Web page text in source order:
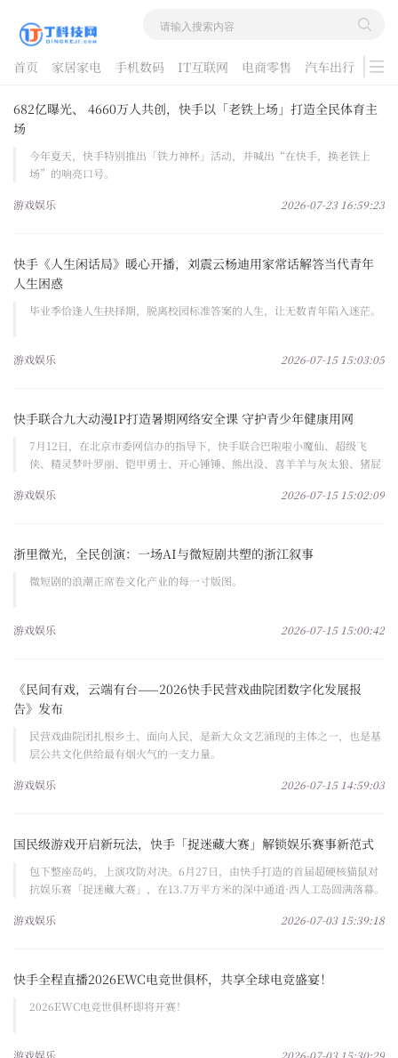
首页 家居家电 手机数码 IT互联网 电商零售 汽车出行
游戏
酷品评测
682亿曝光、 4660万人共创，快手以「老铁上场」打造全民体育主
场
今年夏天，快手特别推出「铁力神杯」活动，并喊出“在快手，换老铁上
场”的响亮口号。
游戏娱乐 2026-07-23 16:59:23
快手《人生闲话局》暖心开播，刘震云杨迪用家常话解答当代青年
人生困惑
毕业季恰逢人生抉择期，脱离校园标准答案的人生，让无数青年陷入迷茫。
游戏娱乐 2026-07-15 15:03:05
快手联合九大动漫IP打造暑期网络安全课 守护青少年健康用网
7月12日，在北京市委网信办的指导下，快手联合巴啦啦小魔仙、超级飞
侠、精灵梦叶罗丽、铠甲勇士、开心锤锤、熊出没、喜羊羊与灰太狼、猪屁
游戏娱乐
2026-07-15 15:02:09
浙里微光，全民创演：一场AI与微短剧共塑的浙江叙事
微短剧的浪潮正席卷文化产业的每一寸版图。
游戏娱乐 2026-07-15 15:00:42
《民间有戏，云端有台——2026快手民营戏曲院团数字化发展报
告》发布
民营戏曲院团扎根乡土、面向人民，是新大众文艺涌现的主体之一，也是基
层公共文化供给最有烟火气的一支力量。
游戏娱乐 2026-07-15 14:59:03
国民级游戏开启新玩法，快手「捉迷藏大赛」解锁娱乐赛事新范式
包下整座岛屿，上演攻防对决。6月27日，由快手打造的首届超硬核猫鼠对
抗娱乐赛「捉迷藏大赛」，在13.7万平方米的深中通道·西人工岛圆满落幕。
游戏娱乐 2026-07-03 15:39:18
快手全程直播2026EWC电竞世俱杯，共享全球电竞盛宴！
2026EWC电竞世俱杯即将开赛！
游戏娱乐 2026-07-03 15:30:29